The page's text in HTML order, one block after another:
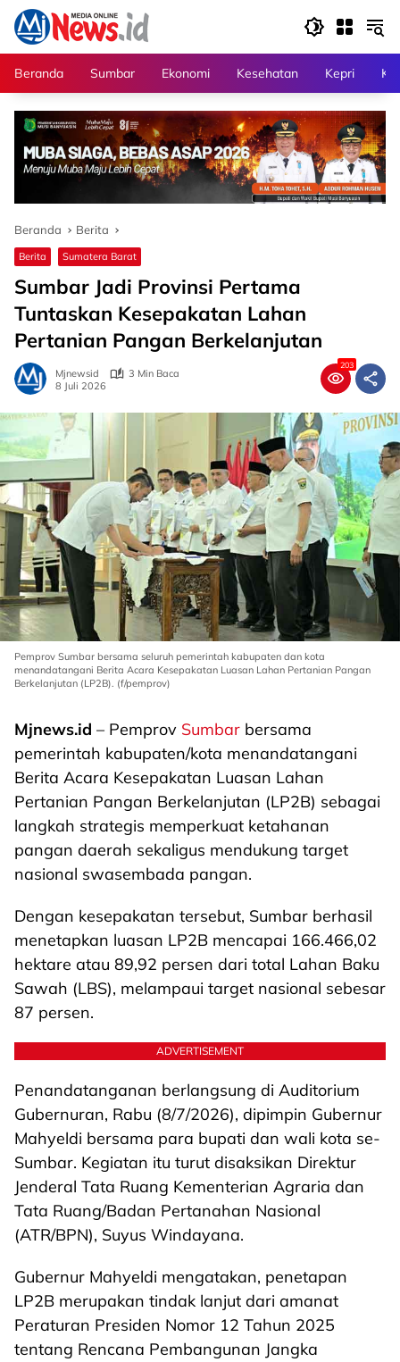
Langsung
konten
Beranda
Sumbar Ekonomi Kesehatan Kepri
Beranda Berita
Berita Sumatera Barat
Sumbar Jadi Provinsi Pertama
Tuntaskan Kesepakatan Lahan
Pertanian Pangan Berkelanjutan
Mjnewsid
3 Min Baca
8 Juli 2026
203
Pemprov Sumbar bersama seluruh pemerintah kabupaten dan kota
menandatangani Berita Acara Kesepakatan Luasan Lahan Pertanian Pangan
Berkelanjutan (LP2B). (f/pemprov)
Mjnews.id – Pemprov Sumbar bersama
pemerintah kabupaten/kota menandatangani
Berita Acara Kesepakatan Luasan Lahan
Pertanian Pangan Berkelanjutan (LP2B) sebagai
langkah strategis memperkuat ketahanan
pangan daerah sekaligus mendukung target
nasional swasembada pangan.
Dengan kesepakatan tersebut, Sumbar berhasil
menetapkan luasan LP2B mencapai 166.466,02
hektare atau 89,92 persen dari total Lahan Baku
Sawah (LBS), melampaui target nasional sebesar
87 persen.
ADVERTISEMENT
Penandatanganan berlangsung di Auditorium
Gubernuran, Rabu (8/7/2026), dipimpin Gubernur
Mahyeldi bersama para bupati dan wali kota se-
Sumbar. Kegiatan itu turut disaksikan Direktur
Jenderal Tata Ruang Kementerian Agraria dan
Tata Ruang/Badan Pertanahan Nasional
(ATR/BPN), Suyus Windayana.
Gubernur Mahyeldi mengatakan, penetapan
LP2B merupakan tindak lanjut dari amanat
Peraturan Presiden Nomor 12 Tahun 2025
tentang Rencana Pembangunan Jangka